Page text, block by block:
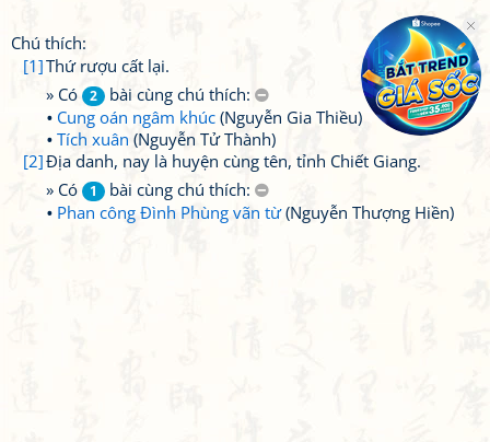
Chú thích:
[1]Thứ rượu cất lại.
» Có
2
bài cùng chú thích:
Cung oán ngâm khúc (Nguyễn Gia Thiều)
Tích xuân (Nguyễn Tử Thành)
[2]Địa danh, nay là huyện cùng tên, tỉnh Chiết Giang.
» Có
1
bài cùng chú thích:
Phan công Đình Phùng vãn từ(Nguyễn Thượng Hiền)